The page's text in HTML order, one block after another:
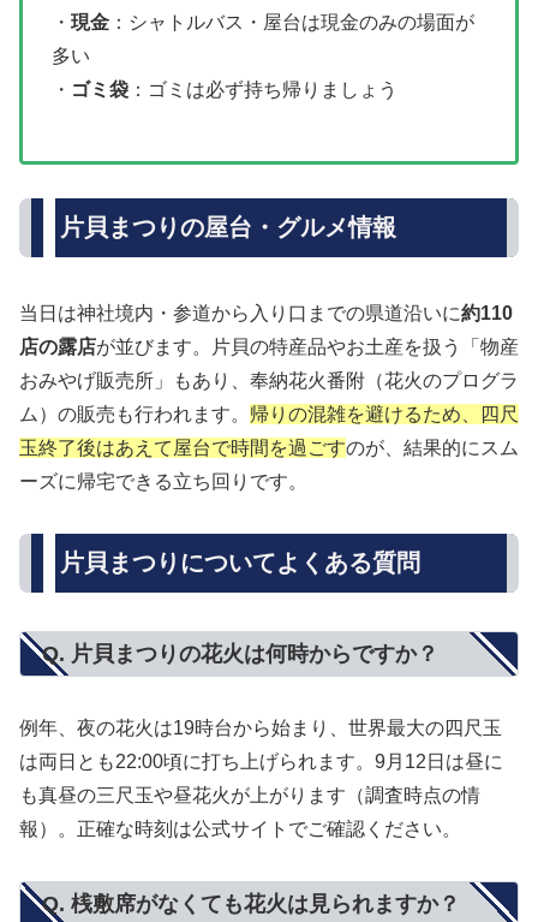
・ 現金 ：シャトルバス・屋台は現金のみの場面が
多い
・ ゴミ袋 ：ゴミは必ず持ち帰りましょう
片貝まつりの屋台・グルメ情報
当日は神社境内・参道から入り口までの県道沿いに約110
店の露店が並びます。片貝の特産品やお土産を扱う「物産
おみやげ販売所」もあり、奉納花火番附（花火のプログラ
ム）の販売も行われます。 帰りの混雑を避けるため、四尺
玉終了後はあえて屋台で時間を過ごすのが、結果的にスム
ーズに帰宅できる立ち回りです。
片貝まつりについてよくある質問
Q. 片貝まつりの花火は何時からですか？
例年、夜の花火は19時台から始まり、世界最大の四尺玉
は両日とも22:00頃に打ち上げられます。9月12日は昼に
も真昼の三尺玉や昼花火が上がります（調査時点の情
報）。正確な時刻は公式サイトでご確認ください。
Q. 桟敷席がなくても花火は見られますか？